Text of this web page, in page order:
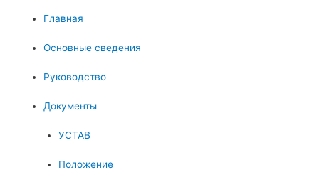
Главная
Основные сведения
Руководство
Документы
УСТАВ
Положение